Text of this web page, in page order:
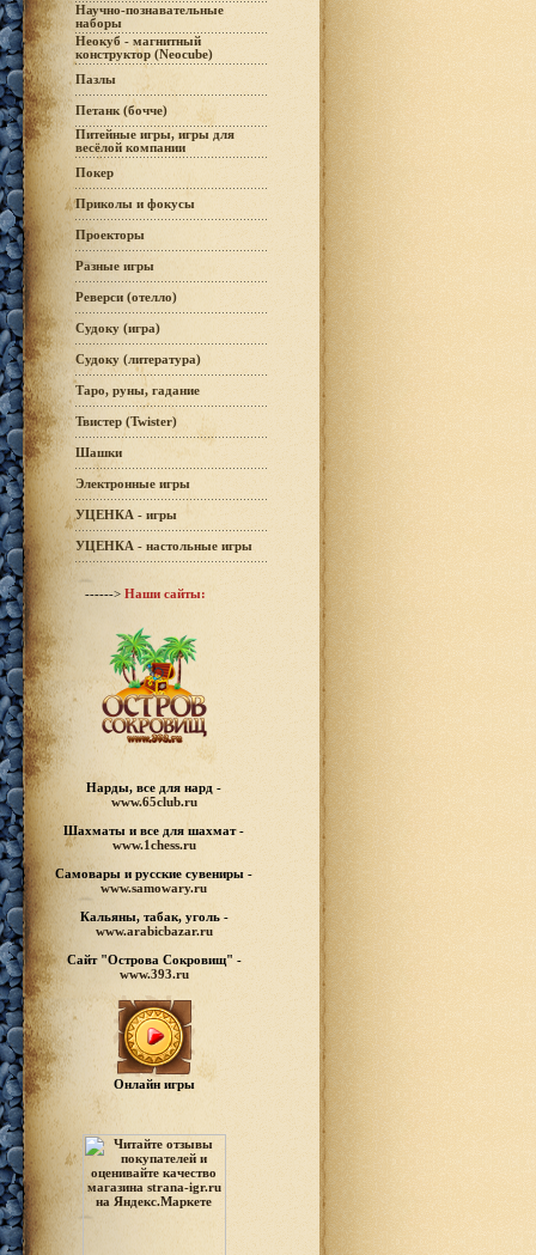
Научно-познавательные
наборы
Неокуб - магнитный
конструктор (Neocube)
Пазлы
Петанк (бочче)
Питейные игры, игры для
весёлой компании
Покер
Приколы и фокусы
Проекторы
Разные игры
Реверси (отелло)
Судоку (игра)
Судоку (литература)
Таро, руны, гадание
Твистер (Twister)
Шашки
Электронные игры
УЦЕНКА - игры
УЦЕНКА - настольные игры
------> Наши сайты:
Нарды, все для нард -
www.65club.ru
Шахматы и все для шахмат -
www.1chess.ru
Самовары и русские сувениры -
www.samowary.ru
Кальяны, табак, уголь -
www.arabicbazar.ru
Сайт "Острова Сокровищ" -
www.393.ru
Онлайн игры